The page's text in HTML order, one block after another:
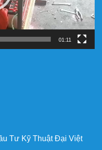
01:11
Tư Kỹ Thuật Đại Việt